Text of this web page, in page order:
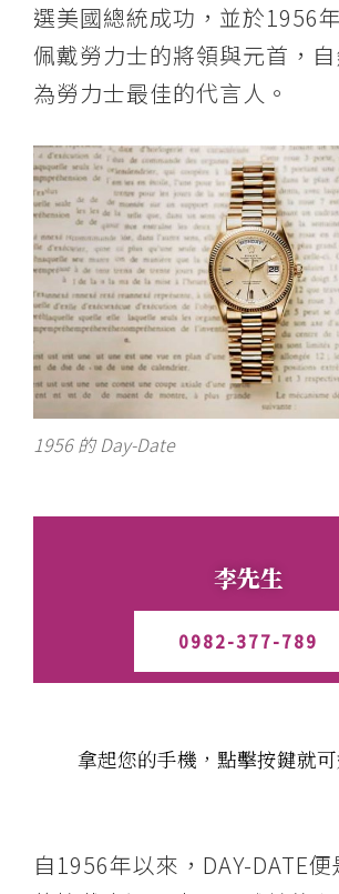
選美國總統成功，並於1956
佩戴勞力士的將領與元首，
為勞力士最佳的代言人。
1956 的 Day-Date
李先生
0982-377-789
拿起您的手機，點擊按鍵就可
自1956年以來，DAY-DATE